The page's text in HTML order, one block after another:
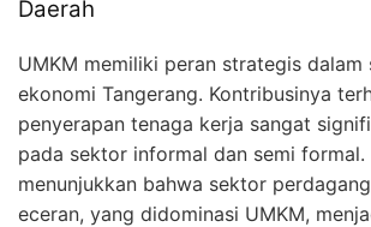
Daerah
UMKM memiliki peran strategis dalam
ekonomi Tangerang. Kontribusinya
penyerapan tenaga kerja sangat
pada sektor informal dan semi formal.
menunjukkan bahwa sektor
eceran, yang didominasi UMKM,